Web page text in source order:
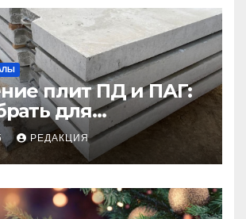
плит ПД и ПАГ:
для
и прочного
РЕДАКЦИЯ